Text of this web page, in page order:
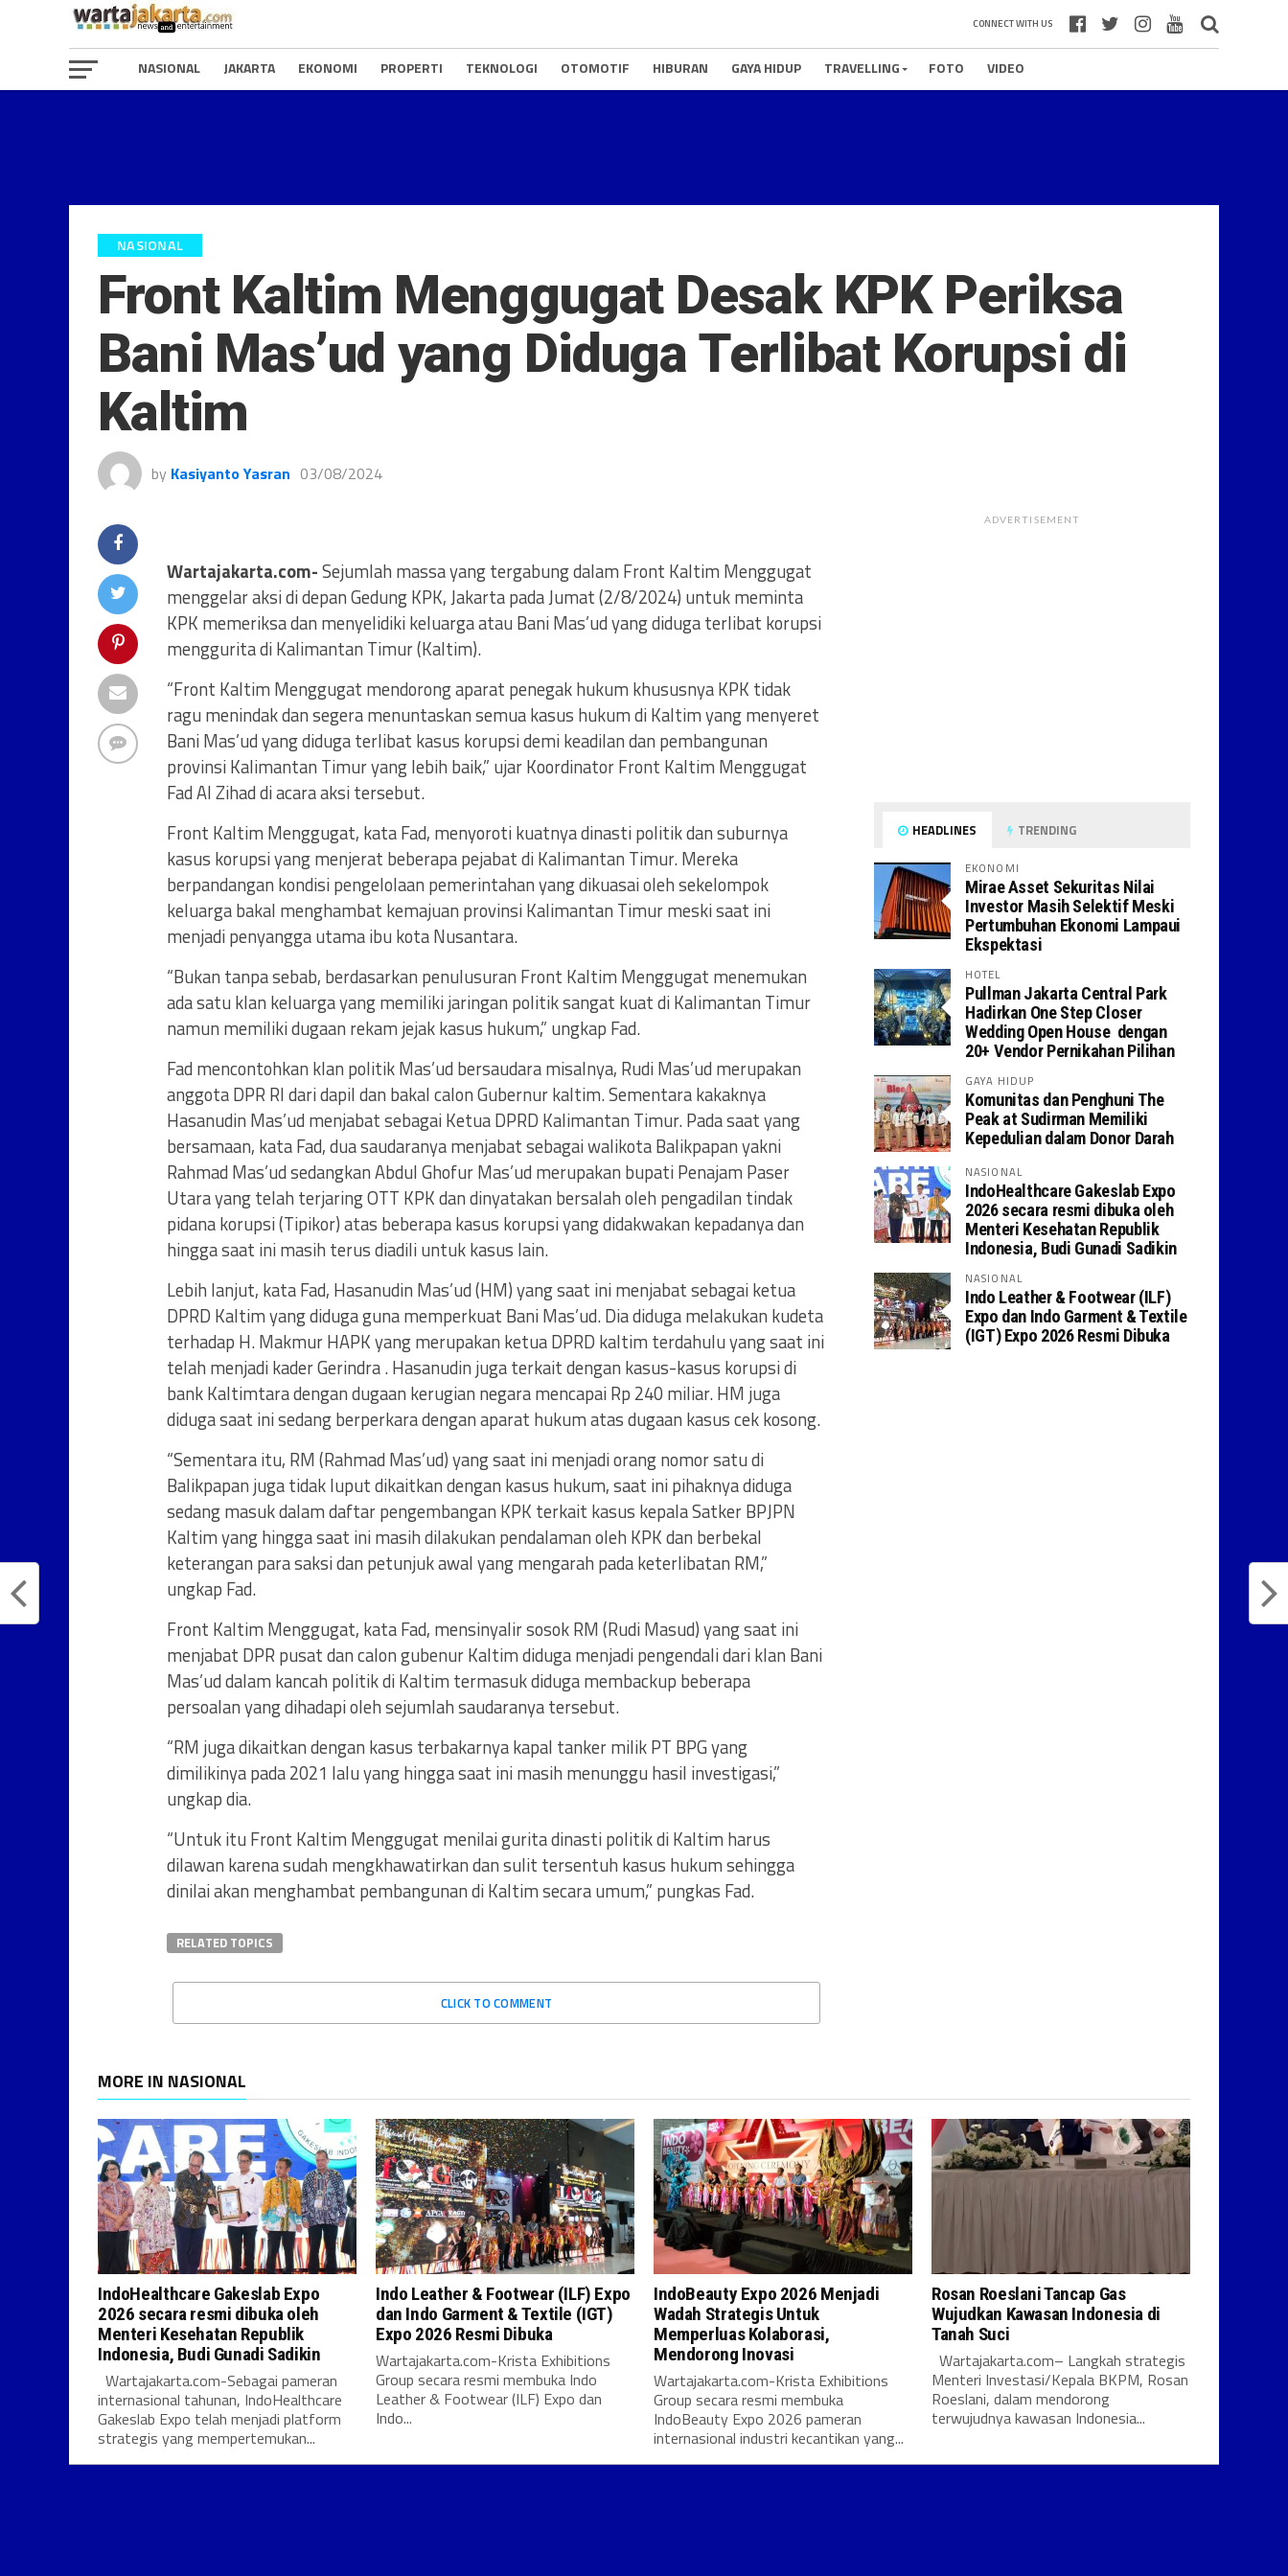
CONNECT WITH US
NASIONAL JAKARTA EKONOMI PROPERTI TEKNOLOGI OTOMOTIF HIBURAN GAYA HIDUP TRAVELLING FOTO VIDEO
NASIONAL
Front Kaltim Menggugat Desak KPK Periksa
Bani Mas’ud yang Diduga Terlibat Korupsi di
Kaltim
by Kasiyanto Yasran 03/08/2024
Wartajakarta.com-Sejumlah massa yang tergabung dalam Front Kaltim Menggugat
menggelar aksi di depan Gedung KPK, Jakarta pada Jumat (2/8/2024) untuk meminta
KPK memeriksa dan menyelidiki keluarga atau Bani Mas’ud yang diduga terlibat korupsi
menggurita di Kalimantan Timur (Kaltim).
“Front Kaltim Menggugat mendorong aparat penegak hukum khususnya KPK tidak
ragu menindak dan segera menuntaskan semua kasus hukum di Kaltim yang menyeret
Bani Mas’ud yang diduga terlibat kasus korupsi demi keadilan dan pembangunan
provinsi Kalimantan Timur yang lebih baik,” ujar Koordinator Front Kaltim Menggugat
Fad Al Zihad di acara aksi tersebut.
Front Kaltim Menggugat, kata Fad, menyoroti kuatnya dinasti politik dan suburnya
kasus korupsi yang menjerat beberapa pejabat di Kalimantan Timur. Mereka
berpandangan kondisi pengelolaan pemerintahan yang dikuasai oleh sekelompok
keluarga bakal menghambat kemajuan provinsi Kalimantan Timur meski saat ini
menjadi penyangga utama ibu kota Nusantara.
“Bukan tanpa sebab, berdasarkan penulusuran Front Kaltim Menggugat menemukan
ada satu klan keluarga yang memiliki jaringan politik sangat kuat di Kalimantan Timur
namun memiliki dugaan rekam jejak kasus hukum,” ungkap Fad.
Fad mencontohkan klan politik Mas’ud bersaudara misalnya, Rudi Mas’ud merupakan
anggota DPR RI dari dapil dan bakal calon Gubernur kaltim. Sementara kakaknya
Hasanudin Mas’ud menjabat sebagai Ketua DPRD Kalimantan Timur. Pada saat yang
bersamaan, kata Fad, dua saudaranya menjabat sebagai walikota Balikpapan yakni
Rahmad Mas’ud sedangkan Abdul Ghofur Mas’ud merupakan bupati Penajam Paser
Utara yang telah terjaring OTT KPK dan dinyatakan bersalah oleh pengadilan tindak
pidana korupsi (Tipikor) atas beberapa kasus korupsi yang didakwakan kepadanya dan
hingga saat ini masih terus diadili untuk kasus lain.
Lebih lanjut, kata Fad, Hasanudin Mas’ud (HM) yang saat ini menjabat sebagai ketua
DPRD Kaltim yang diduga guna memperkuat Bani Mas’ud. Dia diduga melakukan kudeta
terhadap H. Makmur HAPK yang merupakan ketua DPRD kaltim terdahulu yang saat ini
telah menjadi kader Gerindra . Hasanudin juga terkait dengan kasus-kasus korupsi di
bank Kaltimtara dengan dugaan kerugian negara mencapai Rp 240 miliar. HM juga
diduga saat ini sedang berperkara dengan aparat hukum atas dugaan kasus cek kosong.
“Sementara itu, RM (Rahmad Mas’ud) yang saat ini menjadi orang nomor satu di
Balikpapan juga tidak luput dikaitkan dengan kasus hukum, saat ini pihaknya diduga
sedang masuk dalam daftar pengembangan KPK terkait kasus kepala Satker BPJPN
Kaltim yang hingga saat ini masih dilakukan pendalaman oleh KPK dan berbekal
keterangan para saksi dan petunjuk awal yang mengarah pada keterlibatan RM,”
ungkap Fad.
Front Kaltim Menggugat, kata Fad, mensinyalir sosok RM (Rudi Masud) yang saat ini
menjabat DPR pusat dan calon gubenur Kaltim diduga menjadi pengendali dari klan Bani
Mas’ud dalam kancah politik di Kaltim termasuk diduga membackup beberapa
persoalan yang dihadapi oleh sejumlah saudaranya tersebut.
“RM juga dikaitkan dengan kasus terbakarnya kapal tanker milik PT BPG yang
dimilikinya pada 2021 lalu yang hingga saat ini masih menunggu hasil investigasi,”
ungkap dia.
“Untuk itu Front Kaltim Menggugat menilai gurita dinasti politik di Kaltim harus
dilawan karena sudah mengkhawatirkan dan sulit tersentuh kasus hukum sehingga
dinilai akan menghambat pembangunan di Kaltim secara umum,” pungkas Fad.
RELATED TOPICS
CLICK TO COMMENT
ADVERTISEMENT
HEADLINES TRENDING
EKONOMI
Mirae Asset Sekuritas Nilai
Investor Masih Selektif Meski
Pertumbuhan Ekonomi Lampaui
Ekspektasi
HOTEL
Pullman Jakarta Central Park
Hadirkan One Step Closer
Wedding Open House dengan
20+ Vendor Pernikahan Pilihan
GAYA HIDUP
Komunitas dan Penghuni The
Peak at Sudirman Memiliki
Kepedulian dalam Donor Darah
NASIONAL
IndoHealthcare Gakeslab Expo
2026 secara resmi dibuka oleh
Menteri Kesehatan Republik
Indonesia, Budi Gunadi Sadikin
NASIONAL
Indo Leather & Footwear (ILF)
Expo dan Indo Garment & Textile
(IGT) Expo 2026 Resmi Dibuka
MORE IN NASIONAL
IndoHealthcare Gakeslab Expo
2026 secara resmi dibuka oleh
Menteri Kesehatan Republik
Indonesia, Budi Gunadi Sadikin
Wartajakarta.com-Sebagai pameran
internasional tahunan, IndoHealthcare
Gakeslab Expo telah menjadi platform
strategis yang mempertemukan...
Indo Leather & Footwear (ILF) Expo
dan Indo Garment & Textile (IGT)
Expo 2026 Resmi Dibuka
Wartajakarta.com-Krista Exhibitions
Group secara resmi membuka Indo
Leather & Footwear (ILF) Expo dan
Indo...
IndoBeauty Expo 2026 Menjadi
Wadah Strategis Untuk
Memperluas Kolaborasi,
Mendorong Inovasi
Wartajakarta.com-Krista Exhibitions
Group secara resmi membuka
IndoBeauty Expo 2026 pameran
internasional industri kecantikan yang...
Rosan Roeslani Tancap Gas
Wujudkan Kawasan Indonesia di
Tanah Suci
Wartajakarta.com– Langkah strategis
Menteri Investasi/Kepala BKPM, Rosan
Roeslani, dalam mendorong
terwujudnya kawasan Indonesia...